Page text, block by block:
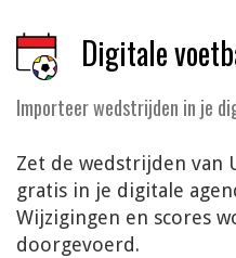
Digitale
Importeer wedstrijden in je
Zet de wedstrijden van
gratis in je digitale
Wijzigingen en scores
doorgevoerd.